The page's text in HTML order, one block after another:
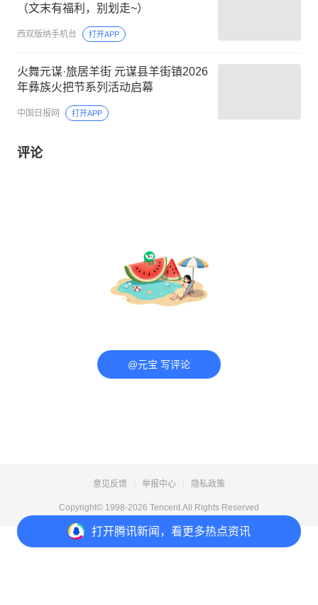
打开腾讯新闻，看更多热点资讯
（文末有福利，别划走~）
西双版纳手机台 打开APP
火舞元谋·旅居羊街 元谋县羊街镇2026
年彝族火把节系列活动启幕
中国日报网 打开APP
评论
@元宝 写评论
意见反馈 举报中心 隐私政策
Copyright© 1998-2026 Tencent.All Rights Reserved